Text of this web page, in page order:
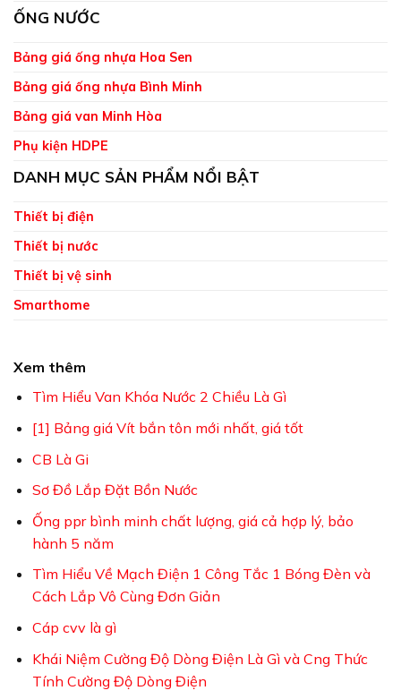
ỐNG NƯỚC
Bảng giá ống nhựa Hoa Sen
Bảng giá ống nhựa Bình Minh
Bảng giá van Minh Hòa
Phụ kiện HDPE
DANH MỤC SẢN PHẨM NỔI BẬT
Thiết bị điện
Thiết bị nước
Thiết bị vệ sinh
Smarthome
Xem thêm
Tìm Hiểu Van Khóa Nước 2 Chiều Là Gì
[1] Bảng giá Vít bắn tôn mới nhất, giá tốt
CB Là Gi
Sơ Đồ Lắp Đặt Bồn Nước
Ống ppr bình minh chất lượng, giá cả hợp lý, bảo
hành 5 năm
Tìm Hiểu Về Mạch Điện 1 Công Tắc 1 Bóng Đèn và
Cách Lắp Vô Cùng Đơn Giản
Cáp cvv là gì
Khái Niệm Cường Độ Dòng Điện Là Gì và Cng Thức
Tính Cường Độ Dòng Điện